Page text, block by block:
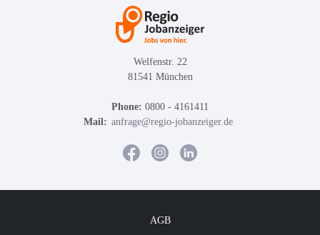
Welfenstr. 22
81541 München
Phone: 0800 - 4161411
Mail: anfrage@regio-jobanzeiger.de
AGB